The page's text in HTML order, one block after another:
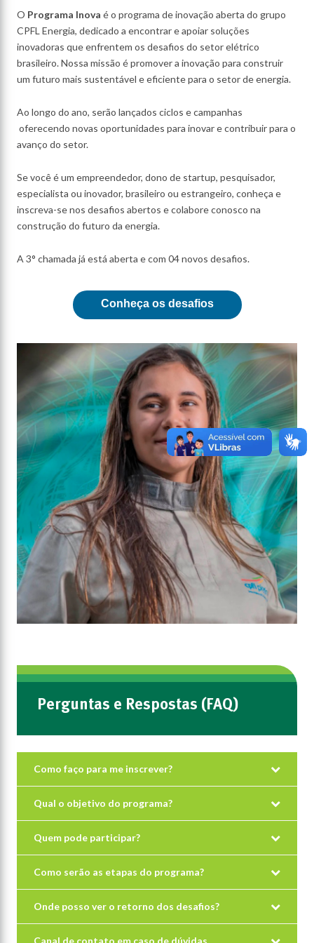
O Programa Inova é o programa de inovação aberta do grupo
CPFL Energia, dedicado a encontrar e apoiar soluções
inovadoras que enfrentem os desafios do setor elétrico
brasileiro. Nossa missão é promover a inovação para construir
um futuro mais sustentável e eficiente para o setor de energia.
Ao longo do ano, serão lançados ciclos e campanhas
oferecendo novas oportunidades para inovar e contribuir para o
avanço do setor.
Se você é um empreendedor, dono de startup, pesquisador,
especialista ou inovador, brasileiro ou estrangeiro, conheça e
inscreva-se nos desafios abertos e colabore conosco na
construção do futuro da energia.
A 3° chamada já está aberta e com 04 novos desafios.
Conheça os desafios
Perguntas e Respostas (FAQ)
Como faço para me inscrever?
Qual o objetivo do programa?
Quem pode participar?
Como serão as etapas do programa?
Onde posso ver o retorno dos desafios?
Canal de contato em caso de dúvidas.